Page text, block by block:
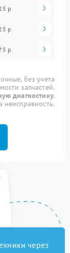
р
р
р
без учета
запчастей.
диагностику.
через